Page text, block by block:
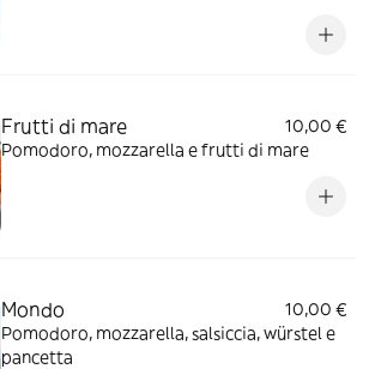
Frutti di mare
10,00 €
Pomodoro, mozzarella e frutti di mare
Mondo
10,00 €
Pomodoro, mozzarella, salsiccia, würstel e
pancetta